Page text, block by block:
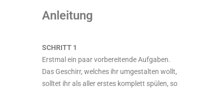
Anleitung
SCHRITT 1
Erstmal ein paar vorbereitende Aufgaben.
Das Geschirr, welches ihr umgestalten wollt,
solltet ihr als aller erstes komplett spülen, so